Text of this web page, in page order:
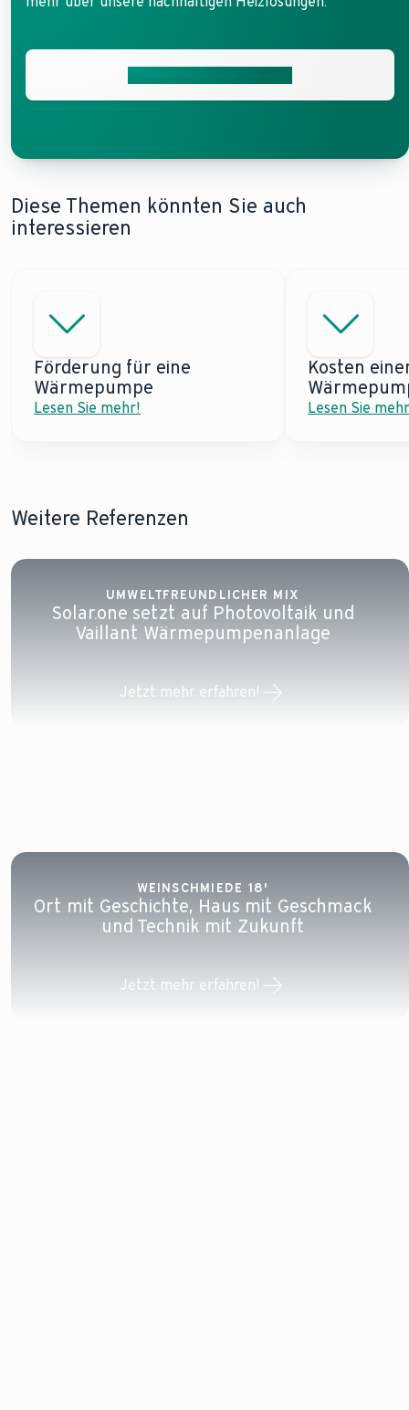
Diese Themen könnten Sie auch
interessieren
Förderung für eine
Wärmepumpe
Lesen Sie mehr!
Kosten
Lesen Sie
Weitere Referenzen
UMWELTFREUNDLICHER MIX
Solar.one setzt auf Photovoltaik und
Vaillant Wärmepumpenanlage
Jetzt mehr erfahren!
WEINSCHMIEDE 18'
Ort mit Geschichte, Haus mit Geschmack
und Technik mit Zukunft
Jetzt mehr erfahren!